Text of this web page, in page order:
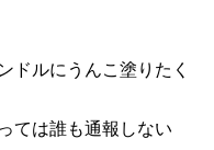
ドルにうんこ塗りたく
ては誰も通報しない